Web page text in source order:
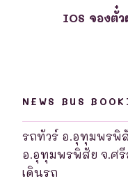
IOS จองตั๋
NEWS BUS
รถทัวร์ อ.อุทุมพรพิ
อ.อุทุมพรพิสัย จ.ศรี
เดินรถ